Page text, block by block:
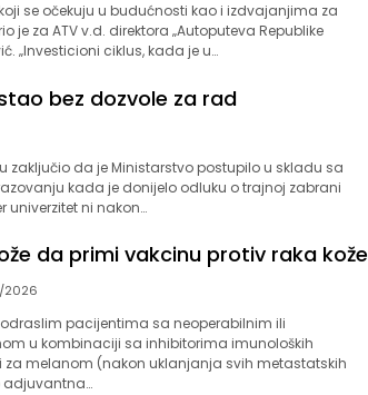
se očekuju u budućnosti kao i izdvajanjima za
je za ATV v.d. direktora „Autoputeva Republike
„Investicioni ciklus, kada je u…
bez dozvole za rad
zaključio da je Ministarstvo postupilo u skladu sa
kada je donijelo odluku o trajnoj zabrani
univerzitet ni nakon…
da primi vakcinu protiv raka kože
2026
pacijentima sa neoperabilnim ili
u kombinaciji sa inhibitorima imunoloških
za melanom (nakon uklanjanja svih metastatskih
adjuvantna…